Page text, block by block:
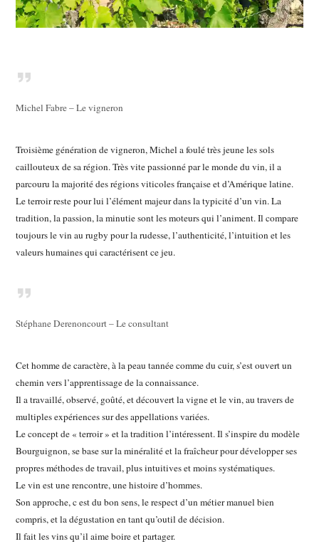
Michel Fabre – Le vigneron
Troisième génération de vigneron, Michel a foulé très jeune les sols
caillouteux de sa région. Très vite passionné par le monde du vin, il a
parcouru la majorité des régions viticoles française et d’Amérique latine.
Le terroir reste pour lui l’élément majeur dans la typicité d’un vin. La
tradition, la passion, la minutie sont les moteurs qui l’animent. Il compare
toujours le vin au rugby pour la rudesse, l’authenticité, l’intuition et les
valeurs humaines qui caractérisent ce jeu.
Stéphane Derenoncourt – Le consultant
Cet homme de caractère, à la peau tannée comme du cuir, s’est ouvert un
chemin vers l’apprentissage de la connaissance.
Il a travaillé, observé, goûté, et découvert la vigne et le vin, au travers de
multiples expériences sur des appellations variées.
Le concept de « terroir » et la tradition l’intéressent. Il s’inspire du modèle
Bourguignon, se base sur la minéralité et la fraîcheur pour développer ses
propres méthodes de travail, plus intuitives et moins systématiques.
Le vin est une rencontre, une histoire d’hommes.
Son approche, c est du bon sens, le respect d’un métier manuel bien
compris, et la dégustation en tant qu’outil de décision.
Il fait les vins qu’il aime boire et partager.